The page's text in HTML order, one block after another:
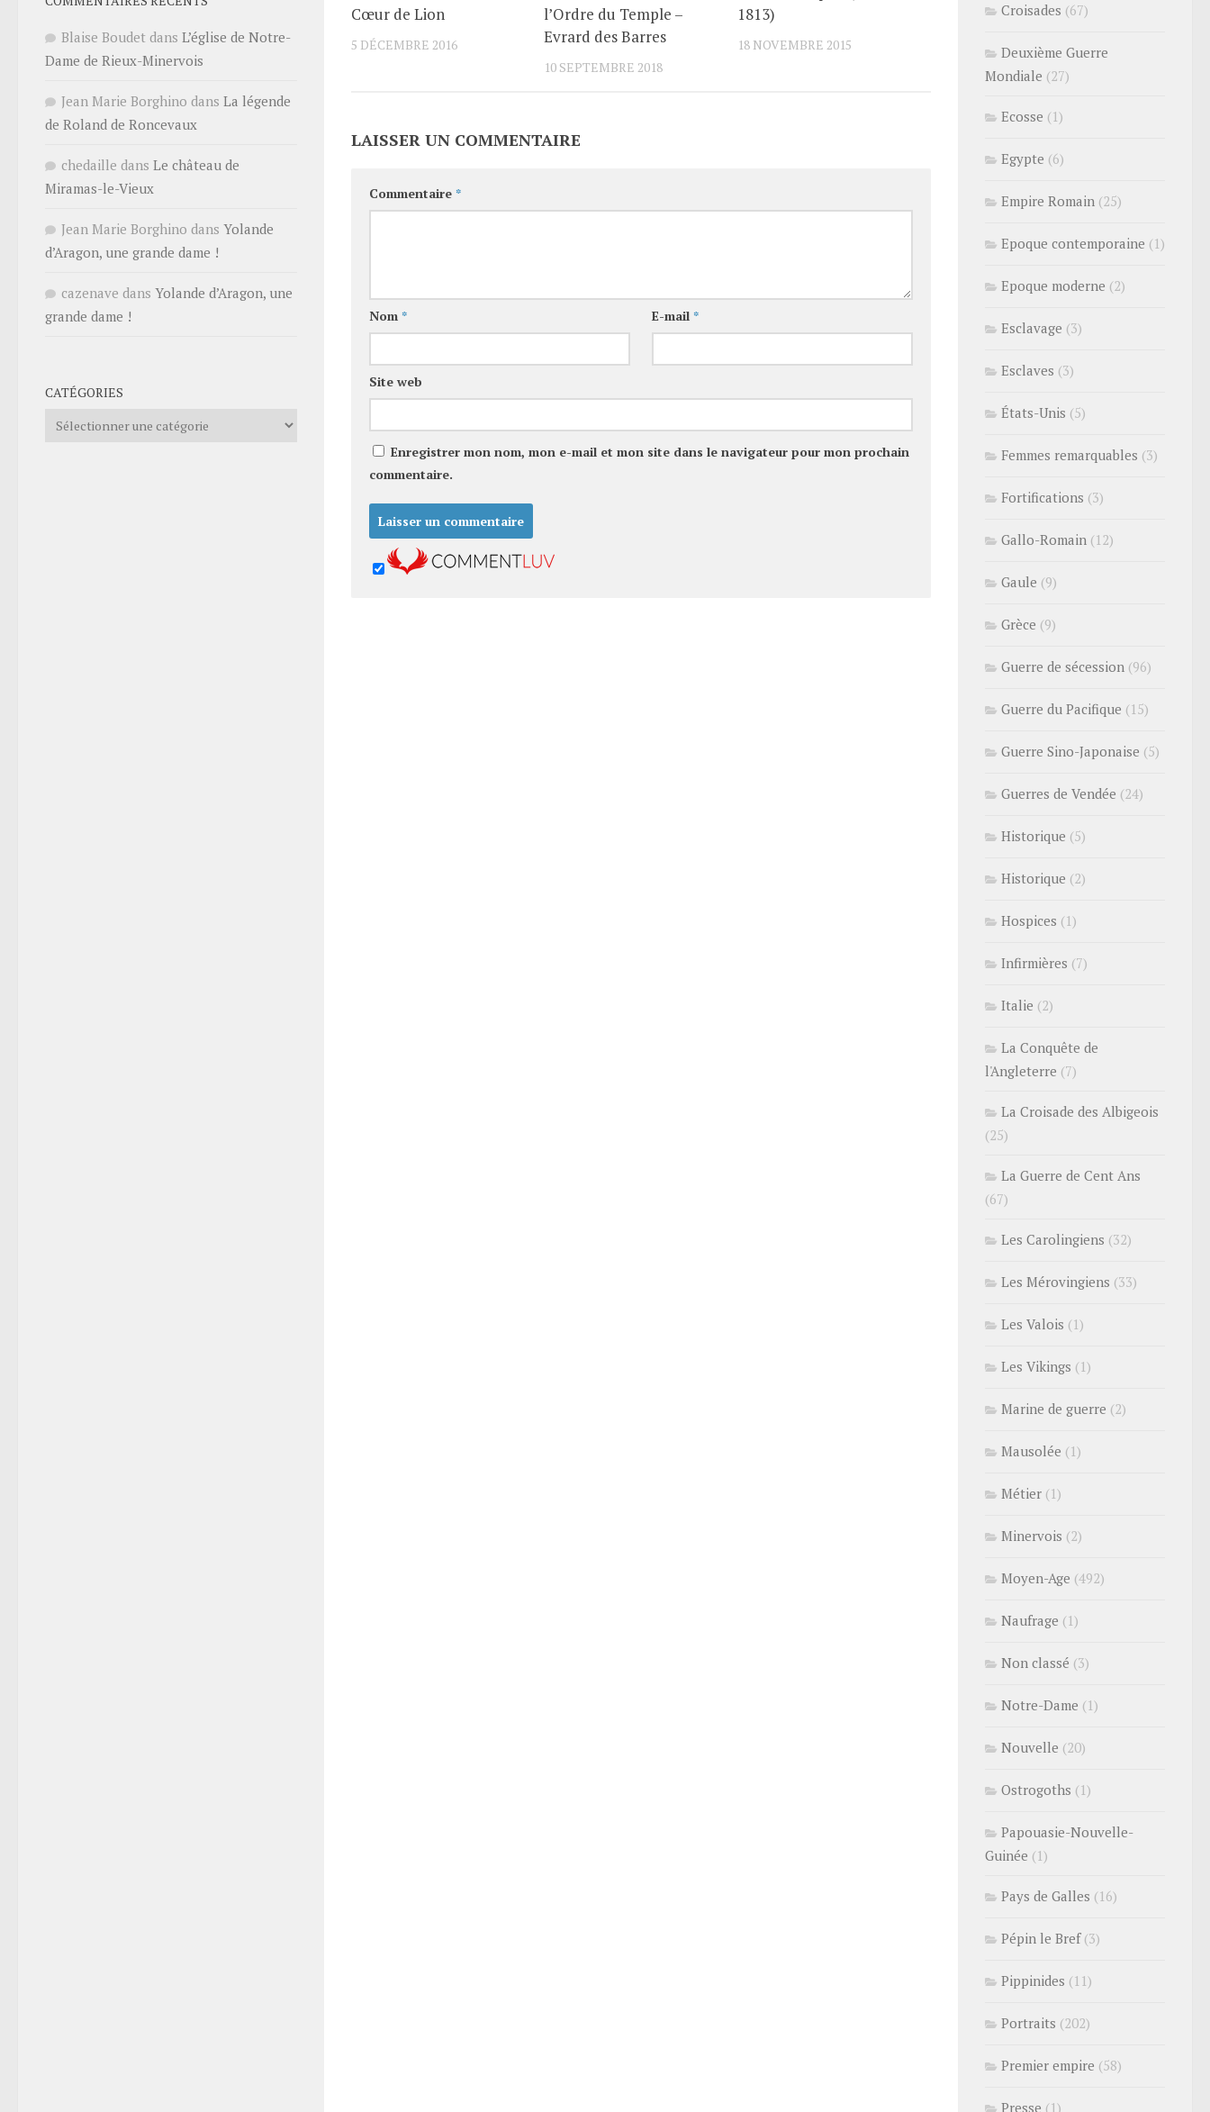
Cœur de Lion
5 DÉCEMBRE 2016
l’Ordre du Temple –
Evrard des Barres
10 SEPTEMBRE 2018
1813)
18 NOVEMBRE 2015
LAISSER UN COMMENTAIRE
Commentaire *
Nom * E-mail *
Site web
Enregistrer mon nom, mon e-mail et mon site dans le navigateur pour mon prochain
commentaire.
Blaise Boudet dans L’église de Notre-
Dame de Rieux-Minervois
Jean Marie Borghino dans La légende
de Roland de Roncevaux
chedaille dans Le château de
Miramas-le-Vieux
Jean Marie Borghino dans Yolande
d’Aragon, une grande dame !
cazenave dans Yolande d’Aragon, une
grande dame !
CATÉGORIES
Catégories
Croisades (67)
Deuxième Guerre
Mondiale (27)
Ecosse (1)
Egypte (6)
Empire Romain (25)
Epoque contemporaine (1)
Epoque moderne (2)
Esclavage (3)
Esclaves (3)
États-Unis (5)
Femmes remarquables (3)
Fortifications (3)
Gallo-Romain (12)
Gaule (9)
Grèce (9)
Guerre de sécession (96)
Guerre du Pacifique (15)
Guerre Sino-Japonaise (5)
Guerres de Vendée (24)
Historique (5)
Historique (2)
Hospices (1)
Infirmières (7)
Italie (2)
La Conquête de
l'Angleterre (7)
La Croisade des Albigeois
(25)
La Guerre de Cent Ans
(67)
Les Carolingiens (32)
Les Mérovingiens (33)
Les Valois (1)
Les Vikings (1)
Marine de guerre (2)
Mausolée (1)
Métier (1)
Minervois (2)
Moyen-Age (492)
Naufrage (1)
Non classé (3)
Notre-Dame (1)
Nouvelle (20)
Ostrogoths (1)
Papouasie-Nouvelle-
Guinée (1)
Pays de Galles (16)
Pépin le Bref(3)
Pippinides (11)
Portraits (202)
Premier empire (58)
Presse (1)